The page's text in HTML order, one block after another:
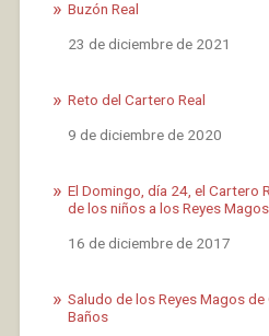
Buzón Real
Fecha
23 de diciembre de 2021
Reto del Cartero Real
Fecha
9 de diciembre de 2020
El Domingo, día 24, el Cartero
de los niños a los Reyes Magos
Fecha
16 de diciembre de 2017
Saludo de los Reyes Magos
Baños